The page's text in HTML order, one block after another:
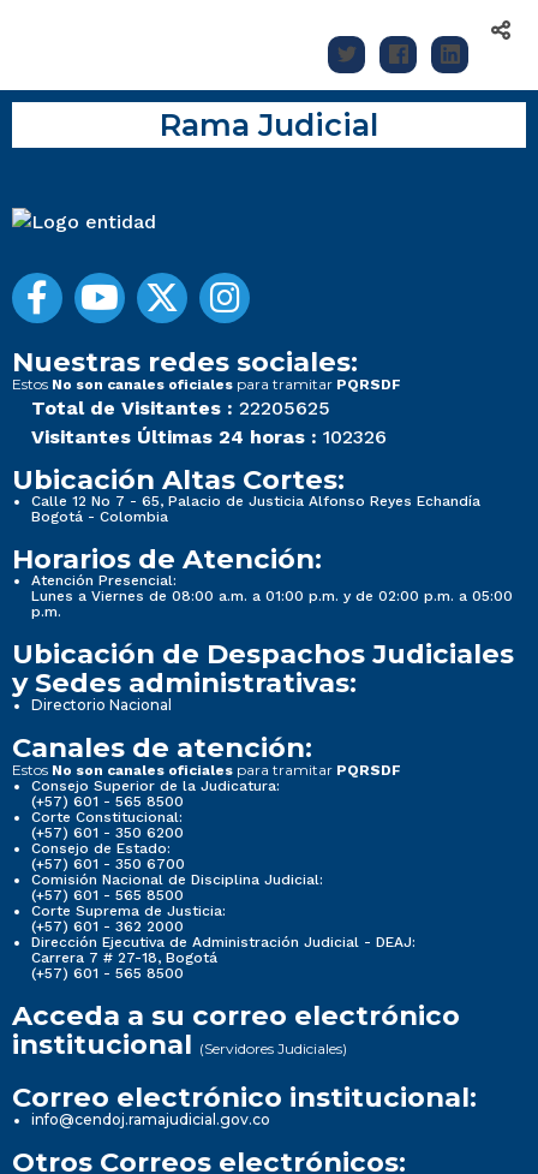
Rama Judicial
Nuestras redes sociales:
Estos No son canales oficiales para tramitar PQRSDF
Total de Visitantes : 22205625
Visitantes Últimas 24 horas : 102326
Ubicación Altas Cortes:
Calle 12 No 7 - 65, Palacio de Justicia Alfonso Reyes Echandía
Bogotá - Colombia
Horarios de Atención:
Atención Presencial:
Lunes a Viernes de 08:00 a.m. a 01:00 p.m. y de 02:00 p.m. a 05:00
p.m.
Ubicación de Despachos Judiciales
y Sedes administrativas:
Directorio Nacional
Canales de atención:
Estos No son canales oficiales para tramitar PQRSDF
Consejo Superior de la Judicatura:
(+57) 601 - 565 8500
Corte Constitucional:
(+57) 601 - 350 6200
Consejo de Estado:
(+57) 601 - 350 6700
Comisión Nacional de Disciplina Judicial:
(+57) 601 - 565 8500
Corte Suprema de Justicia:
(+57) 601 - 362 2000
Dirección Ejecutiva de Administración Judicial - DEAJ:
Carrera 7 # 27-18, Bogotá
(+57) 601 - 565 8500
Acceda a su correo electrónico
institucional (Servidores Judiciales)
Correo electrónico institucional:
info@cendoj.ramajudicial.gov.co
Otros Correos electrónicos: